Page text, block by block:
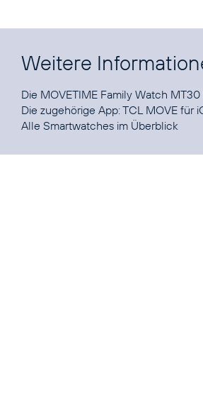
Weitere
Die MOVETIME Family Watch MT30
Die zugehörige App: TCL MOVE für
Alle Smartwatches im Überblick